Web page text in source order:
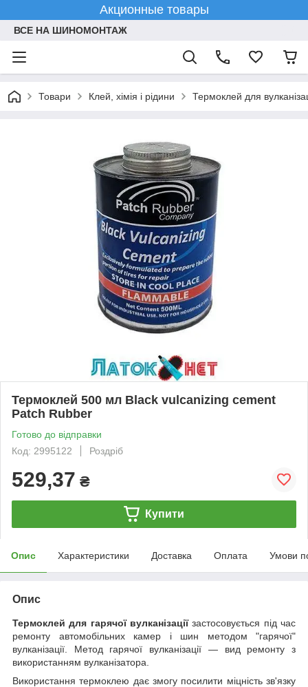
Акционные товары
ВСЕ НА ШИНОМОНТАЖ
Товари Клей, хімія і рідини Термоклей для
Термоклей 500 мл Black vulcanizing cement
Patch Rubber
Готово до відправки
Код: 2995122
Роздріб
529,37 ₴
Купити
Опис Характеристики Доставка Оплата Умови
Опис
Термоклей для гарячої вулканізаціїзастосовується під час
ремонту автомобільних камер і шин методом "гарячої"
вулканізації. Метод гарячої вулканізації — вид ремонту з
використанням вулканізатора.
Використання термоклею дає змогу посилити міцність зв'язку